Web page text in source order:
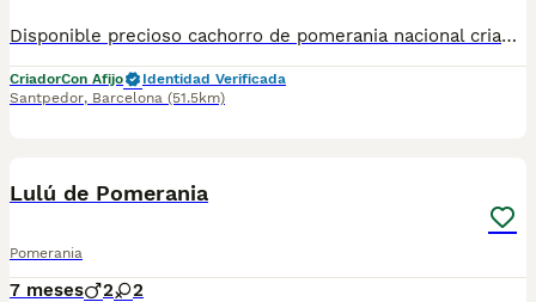
Disponible precioso cachorro de pomerania nacional criado en nuestras instalaciones, en un ambiente familiar y responsable. Nuestros cachorros se entregan con cartilla de primera vacunación, vacunas correspondientes a su edad, desparasitados interna y externamente, y con microchip implantado y dado de alta. Además, realizamos un contrato de garantía que incluye: • Garantía vírica de 15 días. • Garantía congénita de 1 año. Desde la fecha de entrega del cachorro. Nos comprometemos al 100% con la salud, el bienestar y el cuidado de nuestros pequeños. Disponemos de Núcleo Zoológico Para más información, imágenes o cualquier consulta sin compromiso, pueden contactar con nosotros en los teléfonos: CRISTINA 📞 722 788 399 📞 932 514 529
CriadorCon Afijo
Identidad Verificada
Santpedor, Barcelona (51.5km)
Lulú de Pomerania
Pomerania
7 meses 2 2